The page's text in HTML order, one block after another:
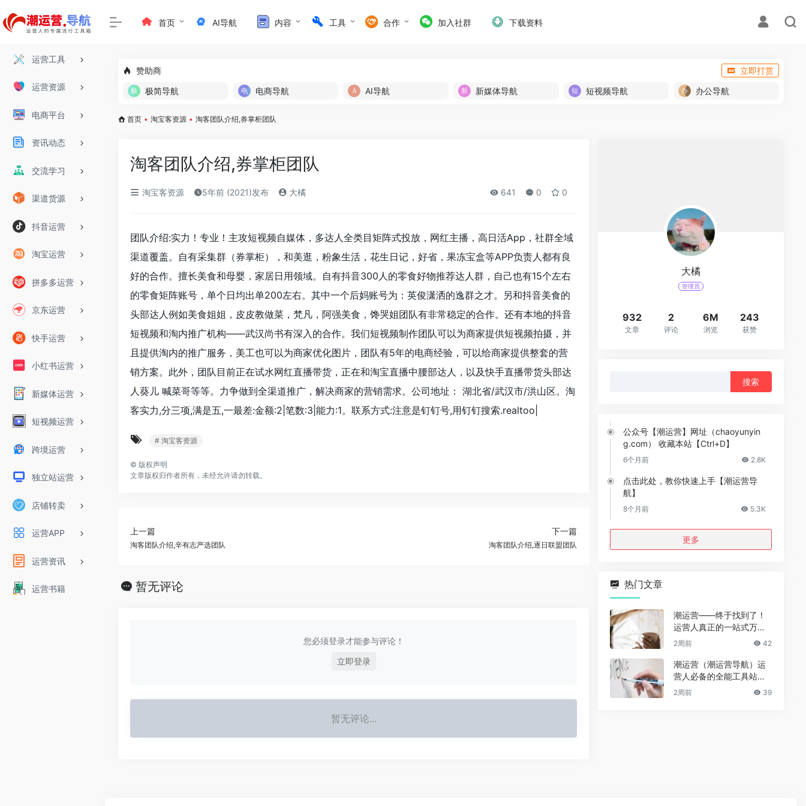
运营工具
运营资源
电商平台
资讯动态
交流学习
渠道货源
抖音运营
淘宝运营
拼多多运营
京东运营
快手运营
小红书运营
新媒体运营
短视频运营
跨境运营
独立站运营
店铺转卖
运营APP
运营资讯
运营书籍
首页 AI导航 内容 工具 合作 加入社群 下载资料
赞助商
立即打赏
极简导航
电商导航 AI导航 新媒体导航 短视频导航 办公导航
首页 • 淘宝客资源 • 淘客团队介绍,券掌柜团队
淘客团队介绍,券掌柜团队
淘宝客资源 5年前 (2021)发布 大橘 641 0 0
团队介绍:实力！专业！主攻短视频自媒体，多达人全类目矩阵式投放，网红主播，高日活App，社群全域
渠道覆盖。自有采集群（券掌柜），和美逛，粉象生活，花生日记，好省，果冻宝盒等APP负责人都有良
好的合作。擅长美食和母婴，家居日用领域。自有抖音300人的零食好物推荐达人群，自己也有15个左右
的零食矩阵账号，单个日均出单200左右。其中一个后妈账号为：英俊潇洒的逸群之才。另和抖音美食的
头部达人例如美食姐姐，皮皮教做菜，梵凡，阿强美食，馋哭姐团队有非常稳定的合作。还有本地的抖音
短视频和淘内推广机构——武汉尚书有深入的合作。我们短视频制作团队可以为商家提供短视频拍摄，并
且提供淘内的推广服务，美工也可以为商家优化图片，团队有5年的电商经验，可以给商家提供整套的营
销方案。此外，团队目前正在试水网红直播带货，正在和淘宝直播中腰部达人，以及快手直播带货头部达
人葵儿 喊菜哥等等。力争做到全渠道推广，解决商家的营销需求。公司地址： 湖北省/武汉市/洪山区。淘
客实力,分三项,满是五,一最差:金额:2|笔数:3|能力:1。联系方式:注意是钉钉号,用钉钉搜索.realtoo|
# 淘宝客资源
© 版权声明
文章版权归作者所有，未经允许请勿转载。
上一篇
淘客团队介绍,辛有志严选团队
下一篇
淘客团队介绍,逐日联盟团队
暂无评论
您必须登录才能参与评论！
立即登录
暂无评论...
大橘
管理员
932
文章
2
评论
6M
浏览
243
获赞
公众号【潮运营】网址（chaoyunyin
g.com） 收藏本站【Ctrl+D】
6个月前 2.8K
点击此处，教你快速上手【潮运营导
航】
8个月前 5.3K
更多
热门文章
潮运营——终于找到了！
运营人真正的一站式万能
资源导航（免费、无广
2周前 42
潮运营（潮运营导航）运
营人必备的全能工具站｜
完整功能详解
2周前 39